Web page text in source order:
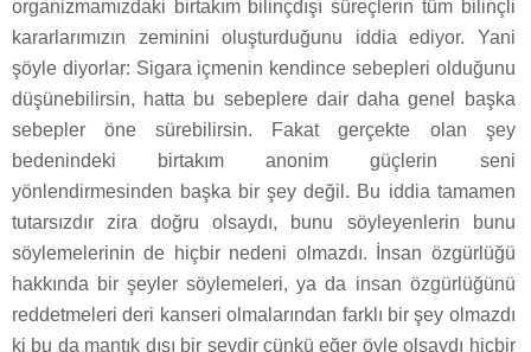
organizmamızdaki birtakım bilinçdışı süreçlerin tüm bilinçli
kararlarımızın zeminini oluşturduğunu iddia ediyor. Yani
şöyle diyorlar: Sigara içmenin kendince sebepleri olduğunu
düşünebilirsin, hatta bu sebeplere dair daha genel başka
sebepler öne sürebilirsin. Fakat gerçekte olan şey
bedenindeki birtakım anonim güçlerin seni
yönlendirmesinden başka bir şey değil. Bu iddia tamamen
tutarsızdır zira doğru olsaydı, bunu söyleyenlerin bunu
söylemelerinin de hiçbir nedeni olmazdı. İnsan özgürlüğü
hakkında bir şeyler söylemeleri, ya da insan özgürlüğünü
reddetmeleri deri kanseri olmalarından farklı bir şey olmazdı
ki bu da mantık dışı bir şeydir çünkü eğer öyle olsaydı hiçbir